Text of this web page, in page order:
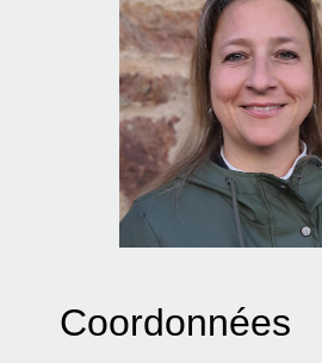
Coordonnées